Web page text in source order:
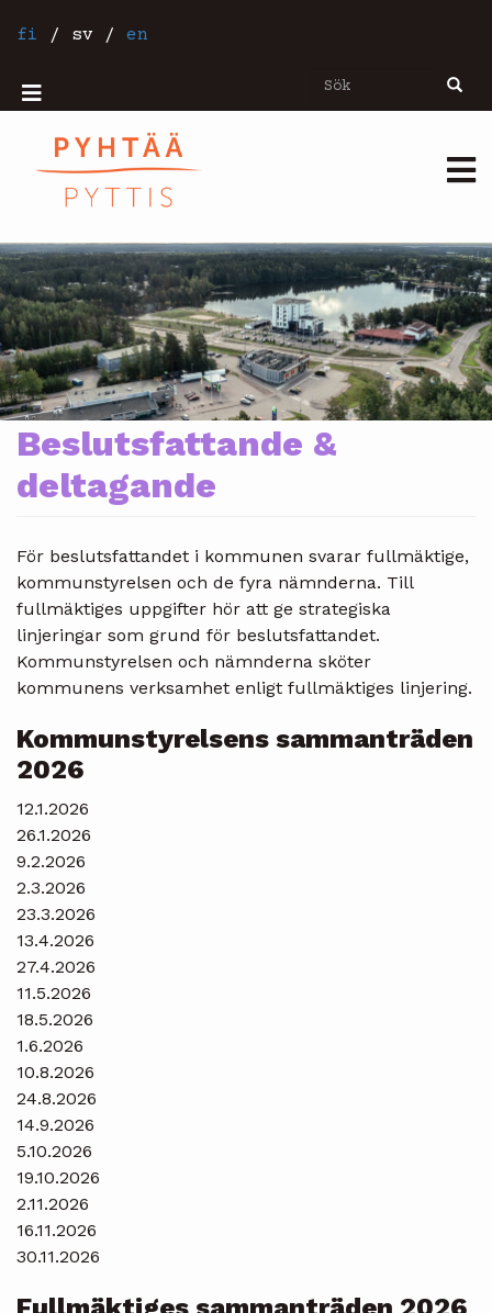
tillfi / sv / en
Sök Sök
Mobiilivalikko
Beslutsfattande &
deltagande
För beslutsfattandet i kommunen svarar fullmäktige,
kommunstyrelsen och de fyra nämnderna. Till
fullmäktiges uppgifter hör att ge strategiska
linjeringar som grund för beslutsfattandet.
Kommunstyrelsen och nämnderna sköter
kommunens verksamhet enligt fullmäktiges linjering.
Kommunstyrelsens sammanträden
2026
12.1.2026
26.1.2026
9.2.2026
2.3.2026
23.3.2026
13.4.2026
27.4.2026
11.5.2026
18.5.2026
1.6.2026
10.8.2026
24.8.2026
14.9.2026
5.10.2026
19.10.2026
2.11.2026
16.11.2026
30.11.2026